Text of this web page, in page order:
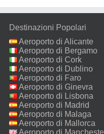
Destinazioni Popolari
Aeroporto di Alicante
Aeroporto di Bergamo
Aeroporto di Cork
Aeroporto di Dublino
Aeroporto di Faro
Aeroporto di Ginevra
Aeroporto di Lisbona
Aeroporto di Madrid
Aeroporto di Malaga
Aeroporto di Mallorca